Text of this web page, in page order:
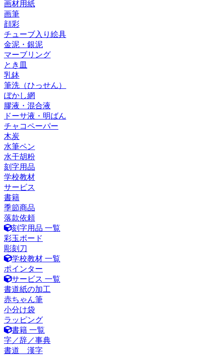
画材用紙
画筆
顔彩
チューブ入り絵具
金泥・銀泥
マーブリング
とき皿
乳鉢
筆洗（ひっせん）
ぼかし網
膠液・混合液
ドーサ液・明ばん
チャコペーパー
木炭
水筆ペン
水干胡粉
刻字用品
学校教材
サービス
書籍
季節商品
落款依頼
刻字用品 一覧
彩玉ボード
彫刻刀
学校教材 一覧
ポインター
サービス 一覧
書道紙の加工
赤ちゃん筆
小分け袋
ラッピング
書籍 一覧
字／辞／事典
書道 漢字